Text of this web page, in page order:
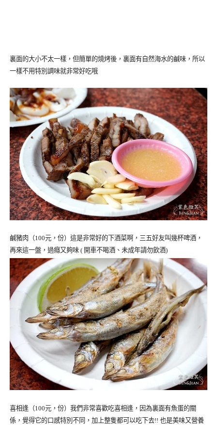
裏面的大小不太一樣，但簡單的燒烤後，裏面有自然海水的鹹味，所以
一樣不用特別調味就非常好吃哦
鹹豬肉（100元，份）這是非常好的下酒菜啊，三五好友叫幾杯啤酒，
再來這一盤，過癮又夠味 ( 開車不喝酒、未成年請勿飲酒)
喜相逢（100元，份）我們非常喜歡吃喜相逢，因為裏面有魚蛋的關
係，覺得它的口感特別不同，加上整隻都可以吃下去!! 也是美味又營養